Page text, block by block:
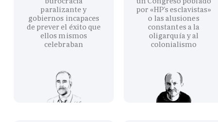
paralizante y
gobiernos incapaces
de prever el éxito que
ellos mismos
celebraban
por «HP’s esclavistas»
o las alusiones
constantes a la
oligarquía y al
colonialismo